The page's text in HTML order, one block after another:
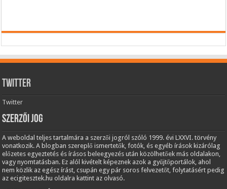
Twitter
Twitter
Szerzői jog
A weboldal teljes tartalmára a szerzői jogról szóló 1999. évi LXXVI. törvény
vonatkozik. A blogban szereplő ismertetők, fotók, és egyéb írások kizárólag
előzetes egyeztetés és írásos beleegyezés után közölhetőek más oldalakon,
vagy nyomtatásban. Ez alól kivételt képeznek azok a gyűjtőportálok, ahol
nem közlik az egész írást, csupán egy pár soros felvezetőt, folytatásért pedig
az ecigitesztek.hu oldalra kattint az olvasó.